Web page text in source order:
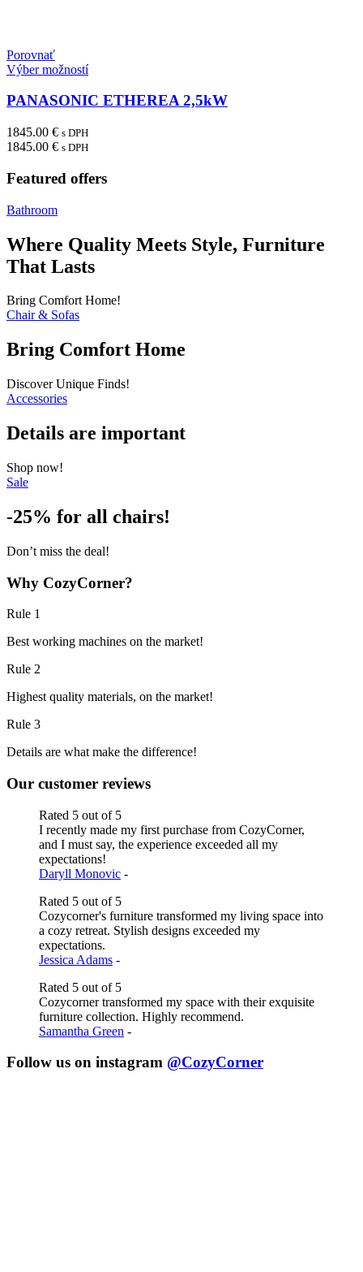
Porovnať
Výber možností
PANASONIC ETHEREA 2,5kW
1845.00 € s DPH
1845.00 € s DPH
Featured offers
Bathroom
Where Quality Meets Style, Furniture
That Lasts
Bring Comfort Home!
Chair & Sofas
Bring Comfort Home
Discover Unique Finds!
Accessories
Details are important
Shop now!
Sale
-25% for all chairs!
Don’t miss the deal!
Why CozyCorner?
Rule 1
Best working machines on the market!
Rule 2
Highest quality materials, on the market!
Rule 3
Details are what make the difference!
Our customer reviews
Rated 5 out of 5
I recently made my first purchase from CozyCorner,
and I must say, the experience exceeded all my
expectations!
Daryll Monovic -
Rated 5 out of 5
Cozycorner's furniture transformed my living space into
a cozy retreat. Stylish designs exceeded my
expectations.
Jessica Adams -
Rated 5 out of 5
Cozycorner transformed my space with their exquisite
furniture collection. Highly recommend.
Samantha Green -
Follow us on instagram @CozyCorner